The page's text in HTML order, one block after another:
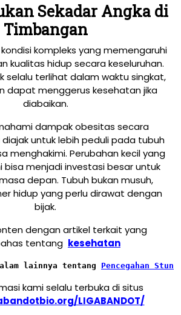
Sekadar Angka di
Timbangan
kompleks yang memengaruhi
kualitas hidup secara keseluruhan.
selalu terlihat dalam waktu singkat,
dapat menggerus kesehatan jika
diabaikan.
dampak obesitas secara
untuk lebih peduli pada tubuh
menghakimi. Perubahan kecil yang
bisa menjadi investasi besar untuk
depan. Tubuh bukan musuh,
hidup yang perlu dirawat dengan
bijak.
dengan artikel terkait yang
tentang kesehatan
lainnya tentang Pencegahan
kami selalu terbuka di situs
LIGABANDOT/